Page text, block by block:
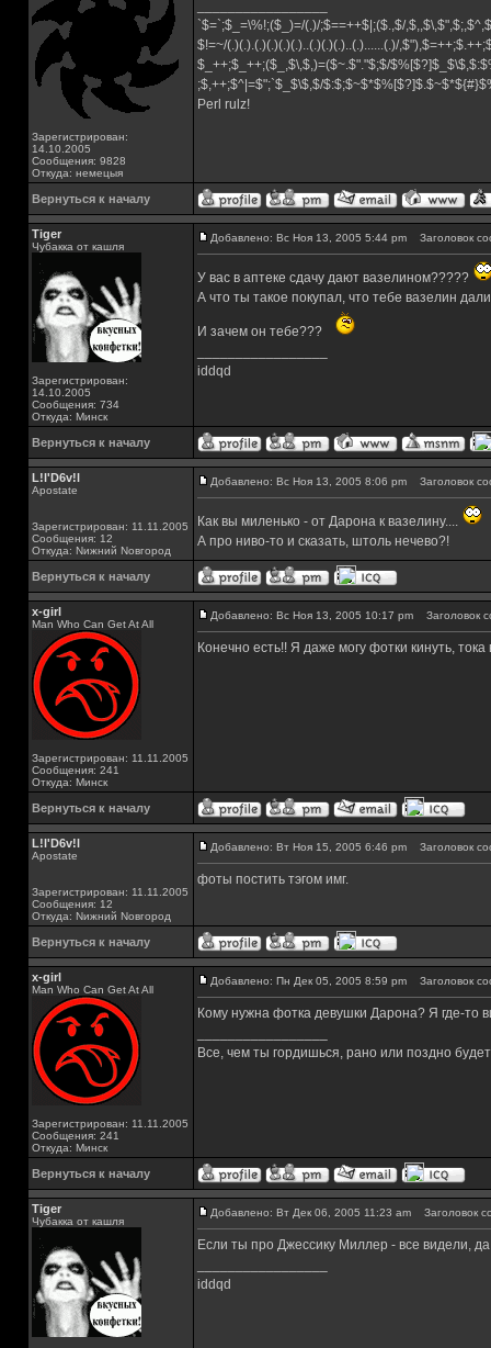
Зарегистрирован:
14.10.2005
Сообщения: 9828
Откуда: немецыя
`$=`;$_=\%!;($_)=/(.)/;$==++$|;($.,$/
$!=~/(.)(.).(.)(.)(.)(.)..(.)(.)(.)..(.)......(.)/
$_++;$_++;($_,$\,$,)=($~.$"."$;$/
;$,++;$^|=$";`$_$\$,$/
Perl rulz!
Вернуться к началу
Tiger
Чубакка от кашля
Зарегистрирован:
14.10.2005
Сообщения: 734
Откуда: Минск
Добавлено: Вс Ноя 13, 2005 5:44 pm Заголовок
У вас в аптеке сдачу дают вазелином?????
А что ты такое покупал, что тебе вазелин
И зачем он тебе???
iddqd
Вернуться к началу
L!l'D6v!l
Apostate
Зарегистрирован: 11.11.2005
Сообщения: 12
Откуда: Nижний Nовгород
Добавлено: Вс Ноя 13, 2005 8:06 pm Заголовок
Как вы миленько - от Дарона к вазелину....
А про ниво-то и сказать, штоль нечево?!
Вернуться к началу
x-girl
Man Who Can Get At All
Зарегистрирован: 11.11.2005
Сообщения: 241
Откуда: Минск
Добавлено: Вс Ноя 13, 2005 10:17 pm Заголовок
Конечно есть!! Я даже могу фотки кинуть,
Вернуться к началу
L!l'D6v!l
Apostate
Зарегистрирован: 11.11.2005
Сообщения: 12
Откуда: Nижний Nовгород
Добавлено: Вт Ноя 15, 2005 6:46 pm Заголовок
фоты постить тэгом имг.
Вернуться к началу
x-girl
Man Who Can Get At All
Зарегистрирован: 11.11.2005
Сообщения: 241
Откуда: Минск
Добавлено: Пн Дек 05, 2005 8:59 pm Заголовок
Кому нужна фотка девушки Дарона? Я где-то
Все, чем ты гордишься, рано или поздно
Вернуться к началу
Tiger
Чубакка от кашля
Добавлено: Вт Дек 06, 2005 11:23 am Заголовок
Если ты про Джессику Миллер - все видели,
iddqd